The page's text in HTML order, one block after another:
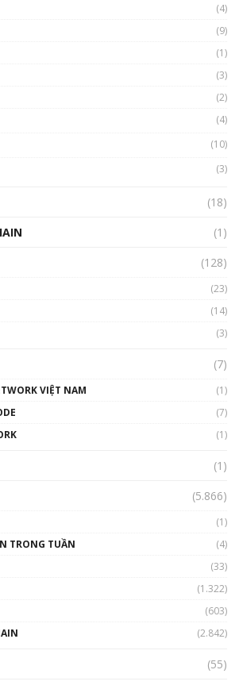
cập Blockchain
& Crypto qua các cuộc chiến | Phổ cập
14: MemeCoin – Trò đùa tỷ đô
(4)
(9)
(1)
(3)
(2)
(4)
(10)
(3)
(18)
(1)
(128)
(23)
(14)
(3)
(7)
VIỆT NAM
(1)
(7)
(1)
(1)
(5.866)
(1)
TRONG TUẦN
(4)
(33)
(1.322)
(603)
(2.842)
(55)